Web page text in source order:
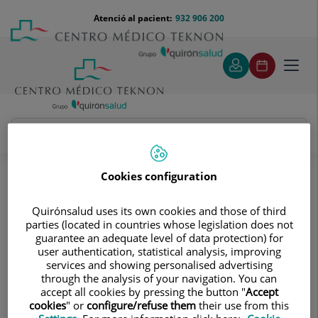
contingut
Menú
teléfono
cabecera
932 906 200
Atenció al pacient:
Andrés Koey Kanashiro Azabache
Andrés KoeyKanashiro Azabache
FACULTATIU ESPECIALISTA UROLOGIA
Cookies configuration
Quirónsalud uses its own cookies and those of third
parties (located in countries whose legislation does not
guarantee an adequate level of data protection) for
user authentication, statistical analysis, improving
services and showing personalised advertising
through the analysis of your navigation. You can
accept all cookies by pressing the button "Accept
cookies" or configure/refuse them their use from this